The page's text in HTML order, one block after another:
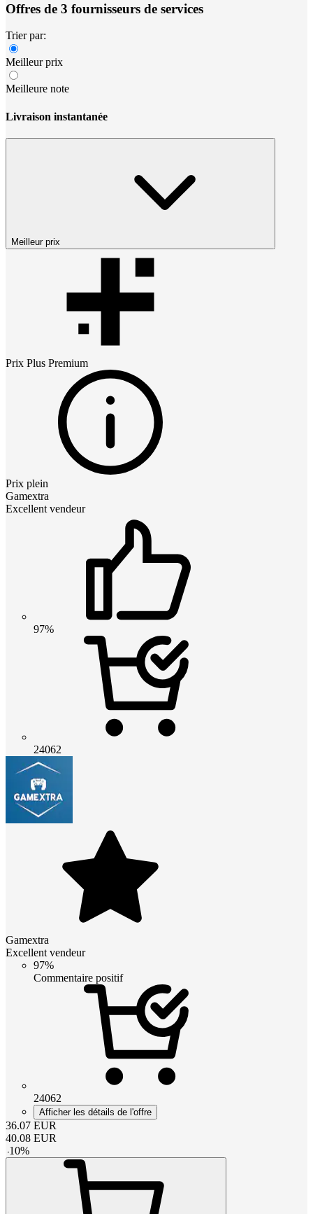
Offres de 3 fournisseurs de services
Trier par:
Meilleur prix
Meilleure note
Livraison instantanée
Meilleur prix
Prix Plus Premium
Prix plein
Gamextra
Excellent vendeur
97%
24062
Gamextra
Excellent vendeur
97%
Commentaire positif
24062
Afficher les détails de l'offre
36.07 EUR
40.08 EUR
-10%